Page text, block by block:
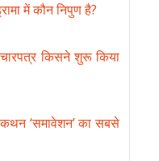
में कौन निपुण है?
किसने शुरू किया
‘समावेशन’ का सबसे